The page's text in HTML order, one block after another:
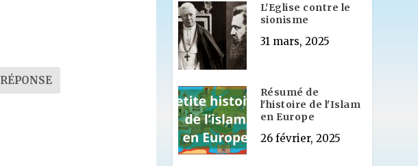
RÉPONSE
L'Eglise contre le
sionisme
31 mars, 2025
Résumé de
l'histoire de l'Islam
en Europe
26 février, 2025